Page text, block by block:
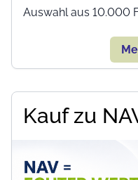
Auswahl aus 10.000
Kauf zu